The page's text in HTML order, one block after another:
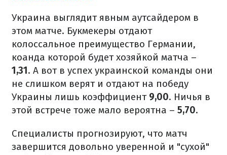
Украина выглядит явным аутсайдером в
этом матче. Букмекеры отдают
колоссальное преимущество Германии,
коанда которой будет хозяйкой матча –
1,31. А вот в успех украинской команды они
не слишком верят и отдают на победу
Украины лишь коэффициент 9,00. Ничья в
этой встрече тоже мало вероятна – 5,70.
Специалисты прогнозируют, что матч
завершится довольно уверенной и "сухой"